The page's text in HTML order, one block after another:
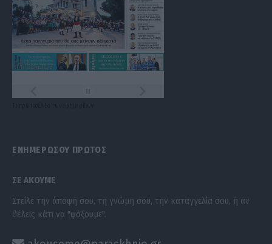
ΕΝΗΜΕΡΩΣΟΥ ΠΡΩΤΟΣ
ΣΕ ΑΚΟΥΜΕ
Στείλε την άποψή σου, τη γνώμη σου, την καταγγελία σου, ή αν
θέλεις κάτι να "ψάξουμε".